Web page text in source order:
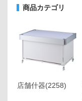
商品カテゴリ
店舗什器(2258)